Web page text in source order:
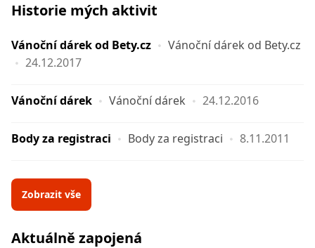
Historie mých aktivit
Vánoční dárek od Bety.cz
Vánoční dárek od Bety.cz
24.12.2017
Vánoční dárek Vánoční dárek 24.12.2016
Body za registraci Body za registraci 8.11.2011
Zobrazit vše
Aktuálně zapojená